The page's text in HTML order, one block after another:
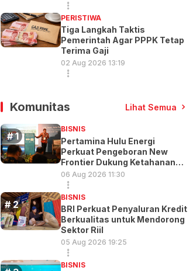
PERISTIWA
Tiga Langkah Taktis
Pemerintah Agar PPPK Tetap
Terima Gaji
02 Aug 2026 13:19
Komunitas Lihat Semua
BISNIS
Pertamina Hulu Energi
Perkuat Pengeboran New
Frontier Dukung Ketahanan
Energi
06 Aug 2026 11:30
BISNIS
BRI Perkuat Penyaluran Kredit
Berkualitas untuk Mendorong
Sektor Riil
05 Aug 2026 19:25
BISNIS